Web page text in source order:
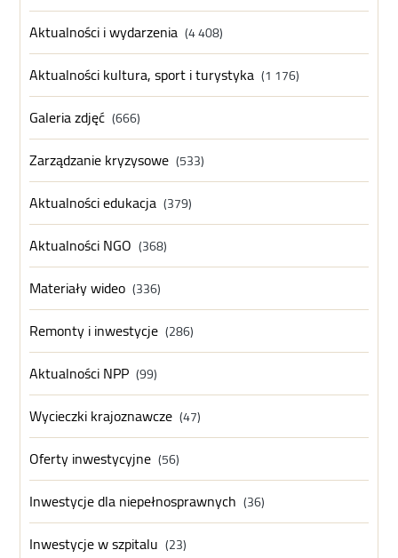
Aktualności i wydarzenia (4 408)
Aktualności kultura, sport i turystyka (1 176)
Galeria zdjęć (666)
Zarządzanie kryzysowe (533)
Aktualności edukacja (379)
Aktualności NGO (368)
Materiały wideo (336)
Remonty i inwestycje (286)
Aktualności NPP (99)
Wycieczki krajoznawcze (47)
Oferty inwestycyjne (56)
Inwestycje dla niepełnosprawnych (36)
Inwestycje w szpitalu (23)